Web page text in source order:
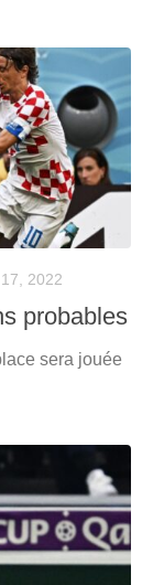
2022
probables
sera jouée